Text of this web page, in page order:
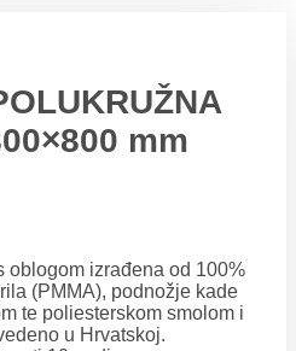
mm
oblogom izrađena od 100%
(PMMA), podnožje kade
te poliesterskom smolom i
u Hrvatskoj.